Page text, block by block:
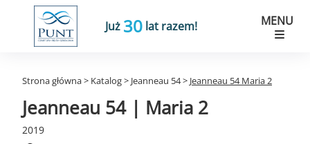
Już 30 lat razem! MENU
Strona główna> Katalog> Jeanneau 54> Jeanneau 54 Maria 2
Jeanneau 54 | Maria 2
2019